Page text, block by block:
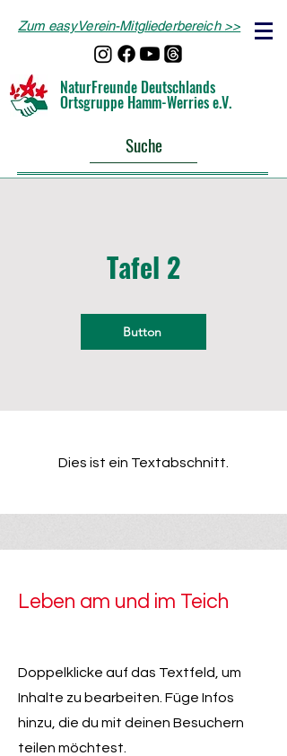
Zum easyVerein-Mitgliederbereich >>
NaturFreunde Deutschlands
Ortsgruppe Hamm-Werries e.V.
Suche
Tafel 2
Button
Dies ist ein Textabschnitt.
Leben am und im Teich
Doppelklicke auf das Textfeld, um
Inhalte zu bearbeiten. Füge Infos
hinzu, die du mit deinen Besuchern
teilen möchtest.